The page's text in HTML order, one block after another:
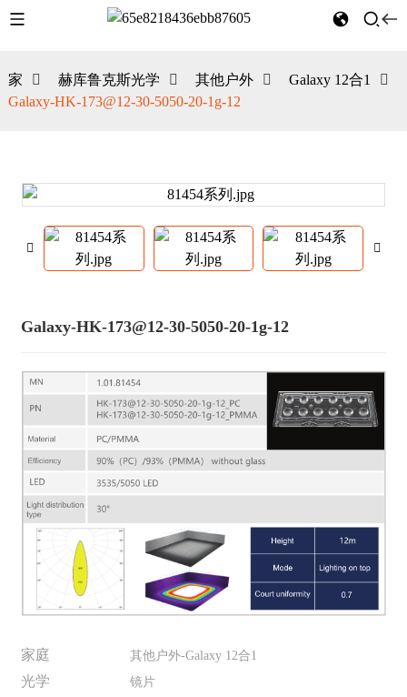
家 赫库鲁克斯光学 其他户外
Galaxy 12合1
Galaxy-HK-173@12-30-5050-20-1g-12
Galaxy-HK-173@12-30-5050-20-1g-12
家庭 其他户外-Galaxy 12合1
光学 镜片